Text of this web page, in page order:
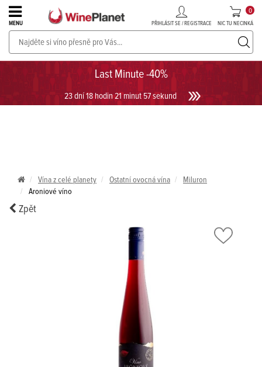
Last Minute -40%
23 dní 18 hodin 21 minut 57 sekund
MENU PŘIHLÁSIT SE / REGISTRACE NIC TU NECINKÁ
0
PROSECCO v akci až do -30%!UKÁZAT PROSECCO
Vína z celé planety Ostatní ovocná vína
Miluron
Aroniové víno
Zpět